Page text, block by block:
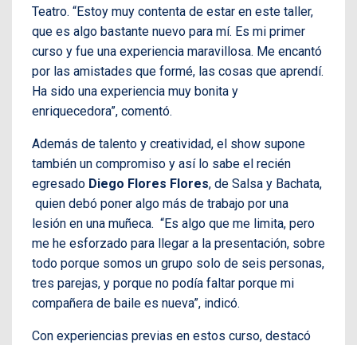
Teatro. “Estoy muy contenta de estar en este taller,
que es algo bastante nuevo para mí. Es mi primer
curso y fue una experiencia maravillosa. Me encantó
por las amistades que formé, las cosas que aprendí.
Ha sido una experiencia muy bonita y
enriquecedora”, comentó.
Además de talento y creatividad, el show supone
también un compromiso y así lo sabe el recién
egresado Diego Flores Flores, de Salsa y Bachata,
quien debó poner algo más de trabajo por una
lesión en una muñeca. “Es algo que me limita, pero
me he esforzado para llegar a la presentación, sobre
todo porque somos un grupo solo de seis personas,
tres parejas, y porque no podía faltar porque mi
compañera de baile es nueva”, indicó.
Con experiencias previas en estos curso, destacó